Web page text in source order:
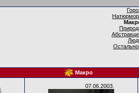
Макро
07.06.2003.